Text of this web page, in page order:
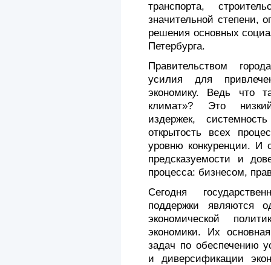
транспорта,
значительной степени,
решения основных
Петербурга.
Правительством
усилия для
экономику. Ведь что
климат»? Это
издержек,
открытость всех
уровню конкуренции. И
предсказуемости и
процесса: бизнесом,
Сегодня
поддержки являются
экономической
экономики. Их
задач по обеспечению
и диверсификации